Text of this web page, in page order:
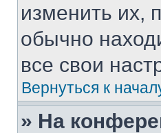
изменить их,
обычно
все свои
Вернуться к
» На